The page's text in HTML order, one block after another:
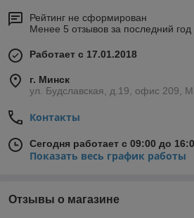
Рейтинг не сформирован
Менее 5 отзывов за последний год
Работает с 17.01.2018
г. Минск
ул. Будславская, д.19, офис 209,
Контакты
Сегодня работает с 09:00 до
Показать весь график работы
Отзывы о магазине